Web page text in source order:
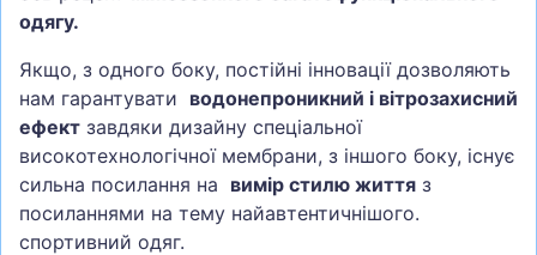
одягу.
Якщо, з одного боку, постійні інновації дозволяють
нам гарантувати водонепроникний і вітрозахисний
ефект завдяки дизайну спеціальної
високотехнологічної мембрани, з іншого боку, існує
сильна посилання на вимір стилю життя з
посиланнями на тему найавтентичнішого.
спортивний одяг.